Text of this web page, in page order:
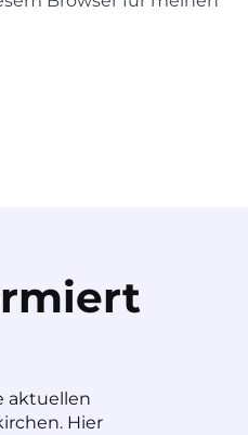
aktuellen
Hier